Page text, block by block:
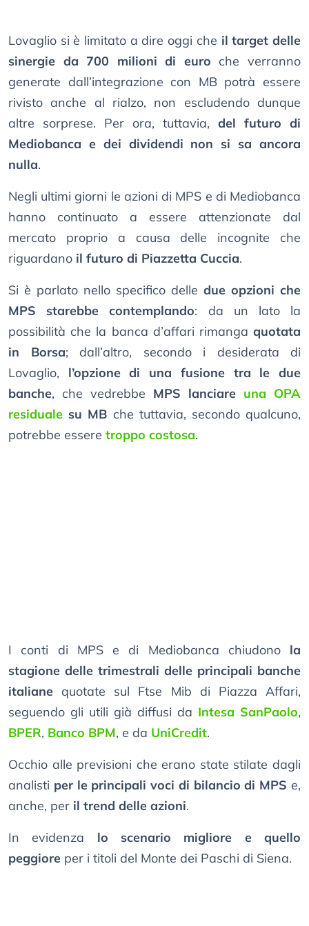
Lovaglio si è limitato a dire oggi che il target delle
sinergie da 700 milioni di euro che verranno
generate dall’integrazione con MB potrà essere
rivisto anche al rialzo, non escludendo dunque
altre sorprese. Per ora, tuttavia, del futuro di
Mediobanca e dei dividendi non si sa ancora
nulla.
Negli ultimi giorni le azioni di MPS e di Mediobanca
hanno continuato a essere attenzionate dal
mercato proprio a causa delle incognite che
riguardano il futuro di Piazzetta Cuccia.
Si è parlato nello specifico delle due opzioni che
MPS starebbe contemplando: da un lato la
possibilità che la banca d’affari rimanga quotata
in Borsa; dall’altro, secondo i desiderata di
Lovaglio, l’opzione di una fusione tra le due
banche, che vedrebbe MPS lanciare una OPA
residuale su MB che tuttavia, secondo qualcuno,
potrebbe essere troppo costosa.
I conti di MPS e di Mediobanca chiudono la
stagione delle trimestrali delle principali banche
italiane quotate sul Ftse Mib di Piazza Affari,
seguendo gli utili già diffusi da Intesa SanPaolo,
BPER, Banco BPM, e da UniCredit.
Occhio alle previsioni che erano state stilate dagli
analisti per le principali voci di bilancio di MPS e,
anche, per il trend delle azioni.
In evidenza lo scenario migliore e quello
peggiore per i titoli del Monte dei Paschi di Siena.